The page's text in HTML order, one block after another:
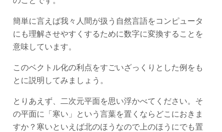
簡単に言えば我々人間が扱う自然言語をコンピュータ
にも理解させやすくするために数字に変換することを
意味しています。
このベクトル化の利点をすごいざっくりとした例をも
とに説明してみましょう。
とりあえず、二次元平面を思い浮かべてください。そ
の平面に「寒い」という言葉を置くならどこにおきま
すか？寒いといえば北のほうなので上のほうにでも置